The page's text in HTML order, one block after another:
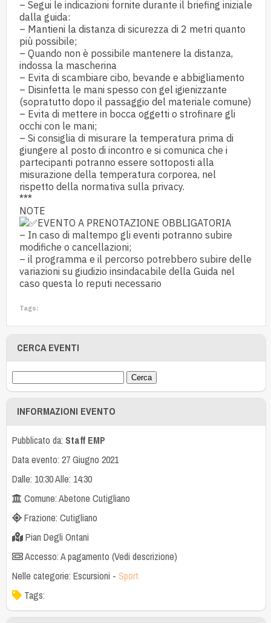
– Segui le indicazioni fornite durante il briefing iniziale
dalla guida:
– Mantieni la distanza di sicurezza di 2 metri quanto
più possibile;
– Quando non è possibile mantenere la distanza,
indossa la mascherina
– Evita di scambiare cibo, bevande e abbigliamento
– Disinfetta le mani spesso con gel igienizzante
(sopratutto dopo il passaggio del materiale comune)
– Evita di mettere in bocca oggetti o strofinare gli
occhi con le mani;
– Si consiglia di misurare la temperatura prima di
giungere al posto di incontro e si comunica che i
partecipanti potranno essere sottoposti alla
misurazione della temperatura corporea, nel
rispetto della normativa sulla privacy.
***
NOTE
EVENTO A PRENOTAZIONE OBBLIGATORIA
– In caso di maltempo gli eventi potranno subire
modifiche o cancellazioni;
– il programma e il percorso potrebbero subire delle
variazioni su giudizio insindacabile della Guida nel
caso questa lo reputi necessario
Tags:
CERCA EVENTI
INFORMAZIONI EVENTO
Pubblicato da: Staff EMP
Data evento: 27 Giugno 2021
Dalle: 10:30 Alle: 14:30
Comune: Abetone Cutigliano
Frazione: Cutigliano
Pian Degli Ontani
Accesso: A pagamento (Vedi descrizione)
Nelle categorie: Escursioni - Sport
Tags: